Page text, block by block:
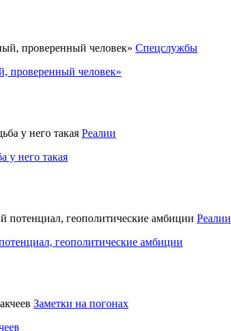
Спецслужбы
проверенный человек»
Реалии
у него такая
Реалии
геополитические амбиции
Заметки на погонах